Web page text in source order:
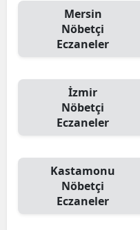
Mersin
Nöbetçi
Eczaneler
İzmir
Nöbetçi
Eczaneler
Kastamonu
Nöbetçi
Eczaneler